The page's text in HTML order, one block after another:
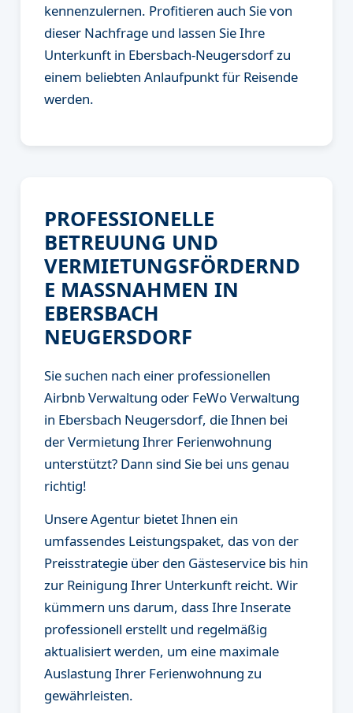
kennenzulernen. Profitieren auch Sie von
dieser Nachfrage und lassen Sie Ihre
Unterkunft in Ebersbach-Neugersdorf zu
einem beliebten Anlaufpunkt für Reisende
werden.
PROFESSIONELLE
BETREUUNG UND
VERMIETUNGSFÖRDERND
E MASSNAHMEN IN E
BERSBACH N
EUGERSDORF
Sie suchen nach einer professionellen
Airbnb Verwaltung oder FeWo Verwaltung
in Ebersbach Neugersdorf, die Ihnen bei
der Vermietung Ihrer Ferienwohnung
unterstützt? Dann sind Sie bei uns genau
richtig!
Unsere Agentur bietet Ihnen ein
umfassendes Leistungspaket, das von der
Preisstrategie über den Gästeservice bis hin
zur Reinigung Ihrer Unterkunft reicht. Wir
kümmern uns darum, dass Ihre Inserate
professionell erstellt und regelmäßig
aktualisiert werden, um eine maximale
Auslastung Ihrer Ferienwohnung zu
gewährleisten.